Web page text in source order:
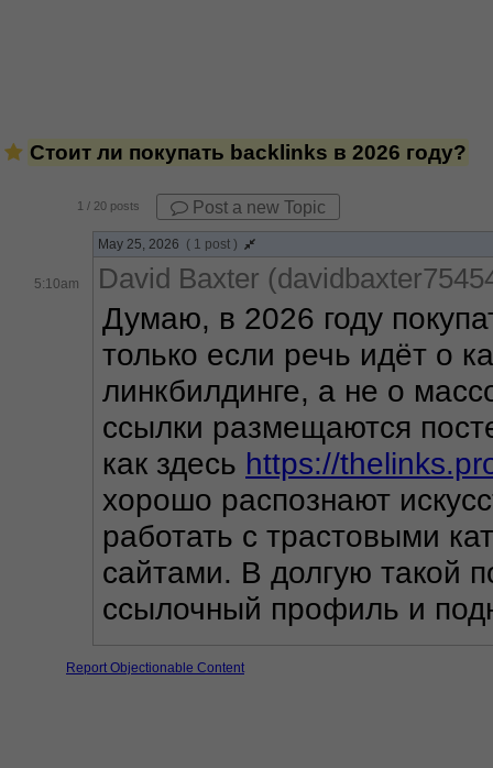
Стоит ли покупать backlinks в 2026 году?
1 / 20 posts Post a new Topic
May 25, 2026 ( 1 post )
5:10am David Baxter
Думаю, в 2026 году
только если речь идёт о
линкбилдинге, а не о
ссылки размещаются
как здесь https://
хорошо распознают
работать с трастовыми
сайтами. В долгую такой
ссылочный профиль и
Report Objectionable Content